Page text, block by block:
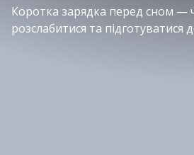
Коротка зарядка перед сном —
розслабитися та підготуватися